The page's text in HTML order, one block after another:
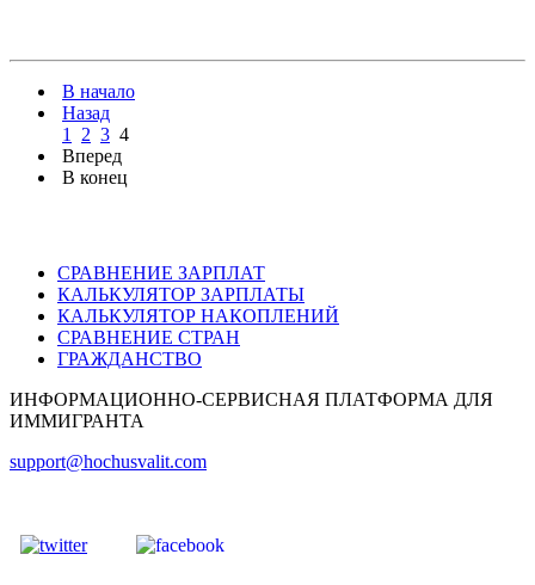
В начало
Назад
1
2 3 4
Вперед
В конец
СРАВНЕНИЕ ЗАРПЛАТ
КАЛЬКУЛЯТОР ЗАРПЛАТЫ
КАЛЬКУЛЯТОР НАКОПЛЕНИЙ
СРАВНЕНИЕ СТРАН
ГРАЖДАНСТВО
ИНФОРМАЦИОННО-СЕРВИСНАЯ ПЛАТФОРМА ДЛЯ
ИММИГРАНТА
support@hochusvalit.com